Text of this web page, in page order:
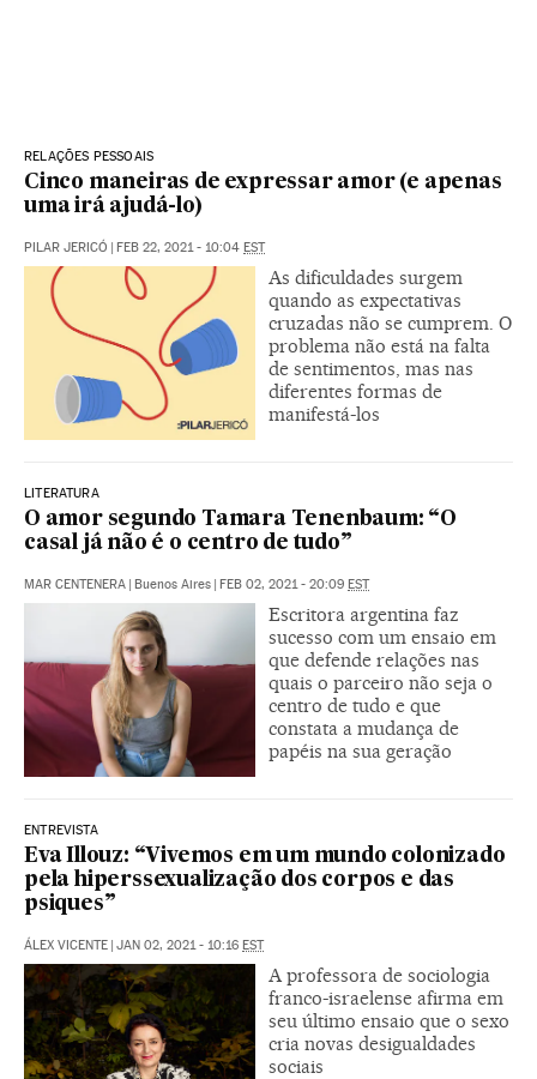
RELAÇÕES PESSOAIS
Cinco maneiras de expressar amor (e apenas
uma irá ajudá-lo)
PILAR JERICÓ | FEB 22, 2021 - 10:04 EST
As dificuldades surgem
quando as expectativas
cruzadas não se cumprem. O
problema não está na falta
de sentimentos, mas nas
diferentes formas de
manifestá-los
LITERATURA
O amor segundo Tamara Tenenbaum: “O
casal já não é o centro de tudo”
MAR CENTENERA | Buenos Aires | FEB 02, 2021 - 20:09 EST
Escritora argentina faz
sucesso com um ensaio em
que defende relações nas
quais o parceiro não seja o
centro de tudo e que
constata a mudança de
papéis na sua geração
ENTREVISTA
Eva Illouz: “Vivemos em um mundo colonizado
pela hiperssexualização dos corpos e das
psiques”
ÁLEX VICENTE | JAN 02, 2021 - 10:16 EST
A professora de sociologia
franco-israelense afirma em
seu último ensaio que o sexo
cria novas desigualdades
sociais